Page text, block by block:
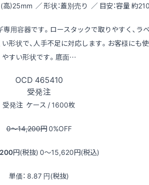
)25mm ／ 形状：蓋別売り ／ 目安：容量 約
用容器です。ロースタックで取りやすく、ラ
形状で、人手不足に対応します。お客様にも
やすい形状です。底面…
OCD 465410
受発注
受発注 ケース / 1600枚
0〜14,200円0%OFF
円(税抜) 0〜15,620円(税込)
単価： 8.87 円(税抜)